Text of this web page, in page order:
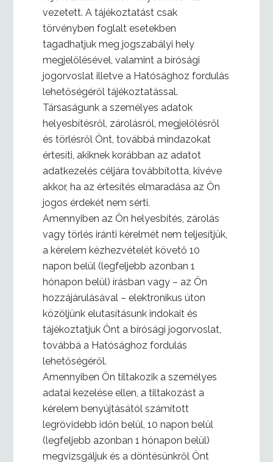
vezetett. A tájékoztatást csak
törvényben foglalt esetekben
tagadhatjuk meg jogszabályi hely
megjelölésével, valamint a bírósági
jogorvoslat illetve a Hatósághoz fordulás
lehetőségéről tájékoztatással.
Társaságunk a személyes adatok
helyesbítésről, zárolásról, megjelölésről
és törlésről Önt, továbbá mindazokat
értesíti, akiknek korábban az adatot
adatkezelés céljára továbbította, kivéve
akkor, ha az értesítés elmaradása az Ön
jogos érdekét nem sérti.
Amennyiben az Ön helyesbítés, zárolás
vagy törlés iránti kérelmét nem teljesítjük,
a kérelem kézhezvételét követő 10
napon belül (legfeljebb azonban 1
hónapon belül) írásban vagy – az Ön
hozzájárulásával – elektronikus úton
közöljünk elutasításunk indokait és
tájékoztatjuk Önt a bírósági jogorvoslat,
továbbá a Hatósághoz fordulás
lehetőségéről.
Amennyiben Ön tiltakozik a személyes
adatai kezelése ellen, a tiltakozást a
kérelem benyújtásától számított
legrövidebb időn belül, 10 napon belül
(legfeljebb azonban 1 hónapon belül)
megvizsgáljuk és a döntésünkről Önt